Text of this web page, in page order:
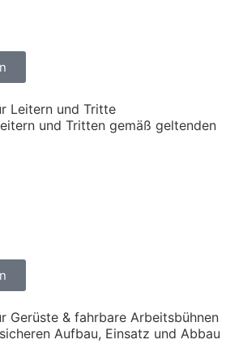
Leitern und Tritte
und Tritten gemäß geltenden
Gerüste & fahrbare Arbeitsbühnen
Aufbau, Einsatz und Abbau